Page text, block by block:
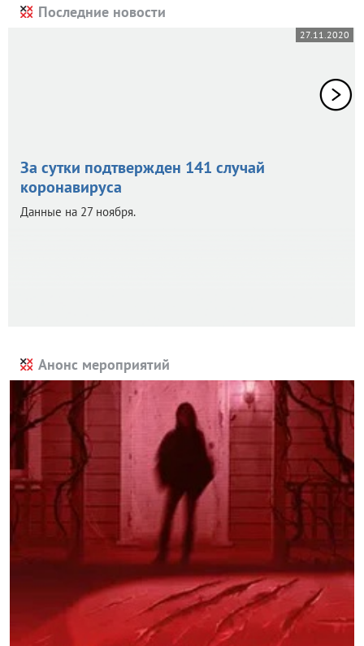
Последние новости
27.11.2020
За сутки подтвержден 141 случай
коронавируса
Данные на 27 ноября.
Анонс мероприятий